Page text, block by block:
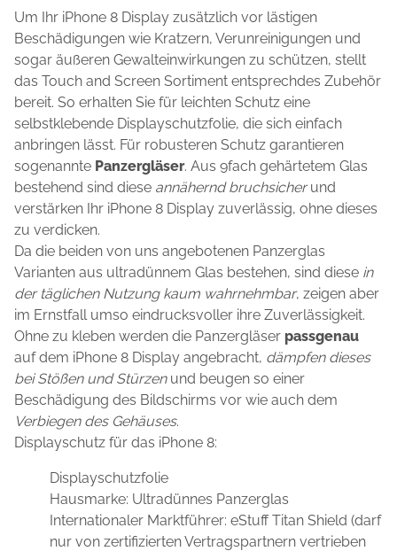
Um Ihr iPhone 8 Display zusätzlich vor lästigen
Beschädigungen wie Kratzern, Verunreinigungen und
sogar äußeren Gewalteinwirkungen zu schützen, stellt
das Touch and Screen Sortiment entsprechdes Zubehör
bereit. So erhalten Sie für leichten Schutz eine
selbstklebende Displayschutzfolie, die sich einfach
anbringen lässt. Für robusteren Schutz garantieren
sogenannte Panzergläser. Aus 9fach gehärtetem Glas
bestehend sind diese annähernd bruchsicherund
verstärken Ihr iPhone 8 Display zuverlässig, ohne dieses
zu verdicken.
Da die beiden von uns angebotenen Panzerglas
Varianten aus ultradünnem Glas bestehen, sind diese in
der täglichen Nutzung kaum wahrnehmbar, zeigen aber
im Ernstfall umso eindrucksvoller ihre Zuverlässigkeit.
Ohne zu kleben werden die Panzergläser passgenau
auf dem iPhone 8 Display angebracht, dämpfen dieses
bei Stößen und Stürzenund beugen so einer
Beschädigung des Bildschirms vor wie auch dem
Verbiegen des Gehäuses.
Displayschutz für das iPhone 8:
Displayschutzfolie
Hausmarke: Ultradünnes Panzerglas
Internationaler Marktführer: eStuff Titan Shield (darf
nur von zertifizierten Vertragspartnern vertrieben